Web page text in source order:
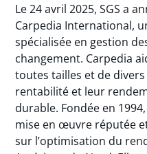
Le 24 avril 2025, SGS a
Carpedia International,
spécialisée en gestion
changement. Carpedia
toutes tailles et de
rentabilité et leur
durable. Fondée en
mise en œuvre réputée
sur l’optimisation du